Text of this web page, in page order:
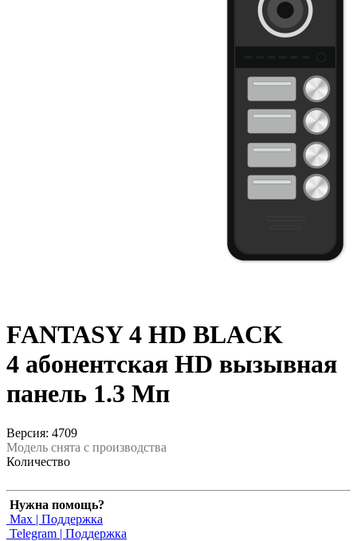
FANTASY 4 HD BLACK
4 абонентская HD вызывная
панель 1.3 Мп
Версия: 4709
Модель снята с производства
Количество
Нужна помощь?
Max | Поддержка
Telegram | Поддержка